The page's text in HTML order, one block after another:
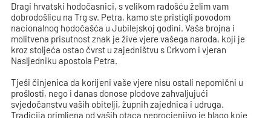
Dragi hrvatski hodočasnici, s velikom radošću želim vam
dobrodošlicu na Trg sv. Petra, kamo ste pristigli povodom
nacionalnog hodočašća u Jubilejskoj godini. Vaša brojna i
molitvena prisutnost znak je žive vjere vašega naroda, koji je
kroz stoljeća ostao čvrst u zajedništvu s Crkvom i vjeran
Nasljedniku apostola Petra.
Tješi činjenica da korijeni vaše vjere nisu ostali nepomični u
prošlosti, nego i danas donose plodove zahvaljujući
svjedočanstvu vaših obitelji, župnih zajednica i udruga.
Tradicija primljena od vaših otaca neprocjenjivo je blago koje